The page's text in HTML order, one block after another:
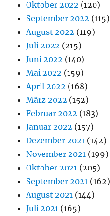
Oktober 2022 (120)
September 2022 (115)
August 2022 (119)
Juli 2022 (215)
Juni 2022 (140)
Mai 2022 (159)
April 2022 (168)
März 2022 (152)
Februar 2022 (183)
Januar 2022 (157)
Dezember 2021 (142)
November 2021 (199)
Oktober 2021 (205)
September 2021 (162)
August 2021 (144)
Juli 2021 (165)